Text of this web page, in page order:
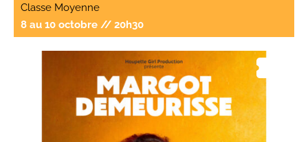
Classe Moyenne
8 au 10 octobre // 20h30